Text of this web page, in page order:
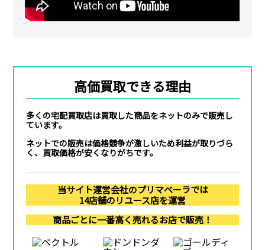
高価買取できる理由
多くの宅配買取店は買取した商品をネットのみで販売し
ています。
ネットでの販売は価格競争が激しいため利益が取りづら
く、買取価格が安くなりがちです。
当サイト運営会社のプリマベーラでは
14店舗のリユース店を運営
商品ごとに一番高く売れるお店で販売！